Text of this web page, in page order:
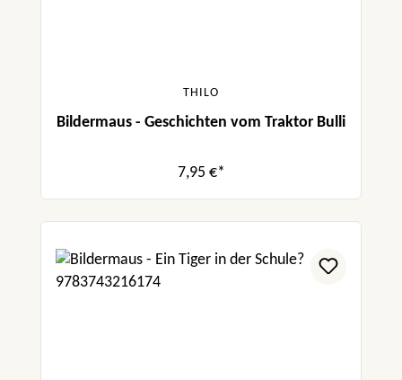
THILO
Bildermaus - Geschichten vom Traktor Bulli
7,95 €*